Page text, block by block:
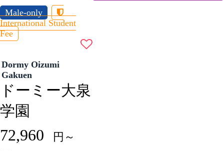
Male-only
International Student
Fee
Dormy Oizumi
Gakuen
ドーミー大泉
学園
72,960 円～